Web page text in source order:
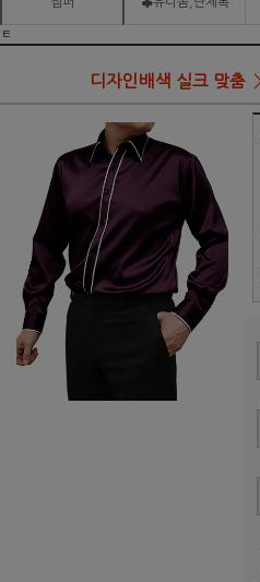
ㅌ
디자인배색 실크 맞춤